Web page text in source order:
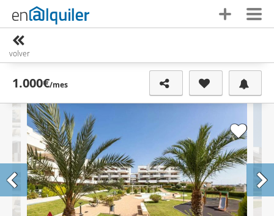
volver
1.000€/mes